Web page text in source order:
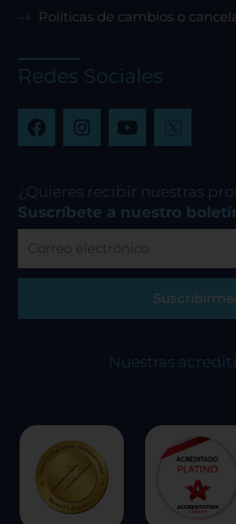
Políticas de cambios o
Redes Sociales
F
a
b
o
o
k
I
n
a
g
r
a
m
Y
o
u
b
e
¿Quieres recibir nuestras
Suscríbete a nuestro
electrónico
Suscribirme
Nuestras
Rechazar
Confirmar mis